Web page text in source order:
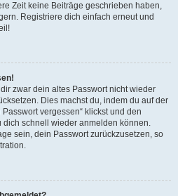
Zeit keine Beiträge geschrieben haben,
Registriere dich einfach erneut und
zwar dein altes Passwort nicht wieder
Dies machst du, indem du auf der
vergessen“ klickst und den
dich schnell wieder anmelden können.
sein, dein Passwort zurückzusetzen, so